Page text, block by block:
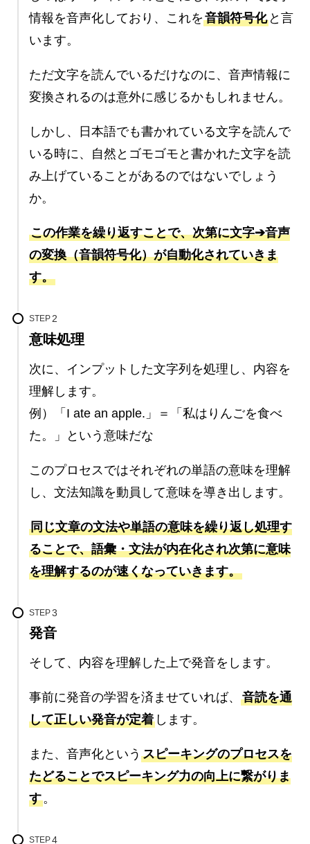
情報を音声化しており、これを音韻符号化と言
います。
ただ文字を読んでいるだけなのに、音声情報に
変換されるのは意外に感じるかもしれません。
しかし、日本語でも書かれている文字を読んで
いる時に、自然とゴモゴモと書かれた文字を読
み上げていることがあるのではないでしょう
か。
この作業を繰り返すことで、次第に文字➔音声
の変換（音韻符号化）が自動化されていきま
す。
STEP
意味処理
次に、インプットした文字列を処理し、内容を
理解します。
例）「I ate an apple.」＝「私はりんごを食べ
た。」という意味だな
このプロセスではそれぞれの単語の意味を理解
し、文法知識を動員して意味を導き出します。
同じ文章の文法や単語の意味を繰り返し処理す
ることで、語彙・文法が内在化され次第に意味
を理解するのが速くなっていきます。
STEP
発音
そして、内容を理解した上で発音をします。
事前に発音の学習を済ませていれば、 音読を通
して正しい発音が定着します。
また、音声化という スピーキングのプロセスを
たどることでスピーキング力の向上に繋がりま
す。
STEP